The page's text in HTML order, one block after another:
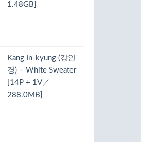
1.48GB]
Kang In-kyung (강인
경) – White Sweater
[14P + 1V／
288.0MB]